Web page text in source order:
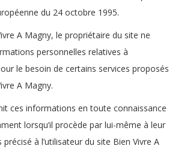
du 24 octobre 1995.
A Magny, le propriétaire du site ne
personnelles relatives à
le besoin de certains services proposés
A Magny.
ces informations en toute connaissance
lorsqu’il procède par lui-même à leur
précisé à l’utilisateur du site Bien Vivre A